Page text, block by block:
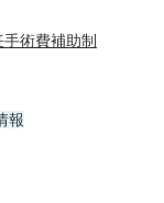
術費補助制
報